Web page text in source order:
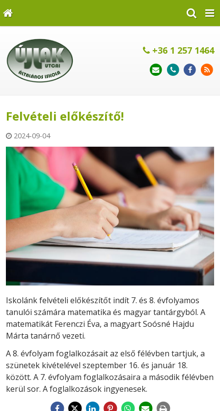
+36 1 257 1464
Felvételi előkészítő!
2024-09-04
Iskolánk felvételi előkészítőt indít 7. és 8. évfolyamos
tanulói számára matematika és magyar tantárgyból. A
matematikát Ferenczi Éva, a magyart Soósné Hajdu
Márta tanárnő vezeti.
A 8. évfolyam foglalkozásait az első félévben tartjuk, a
szünetek kivételével szeptember 16. és január 18.
között. A 7. évfolyam foglalkozásaira a második félévben
kerül sor. A foglalkozások ingyenesek.